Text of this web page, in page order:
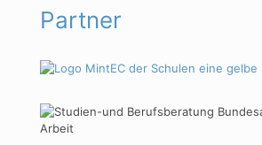
Partner